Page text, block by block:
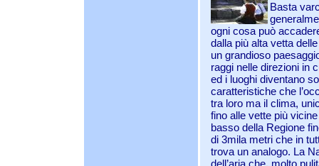
Basta
ogni cosa può
dalla più alta vetta
un grandioso
raggi nelle direzioni in
ed i luoghi diventano
caratteristiche che
tra loro ma il clima,
fino alle vette più
basso della Regione
di 3mila metri che in
trova un analogo. La
dell’aria che, molto